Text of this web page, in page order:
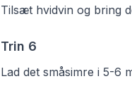
Tilsæt hvidvin og bring
Trin 6
Lad det småsimre i 5-6